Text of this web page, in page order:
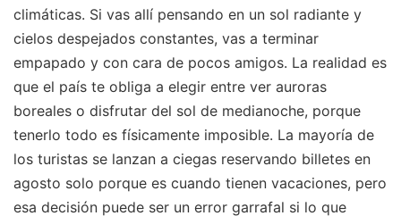
climáticas. Si vas allí pensando en un sol radiante y
cielos despejados constantes, vas a terminar
empapado y con cara de pocos amigos. La realidad es
que el país te obliga a elegir entre ver auroras
boreales o disfrutar del sol de medianoche, porque
tenerlo todo es físicamente imposible. La mayoría de
los turistas se lanzan a ciegas reservando billetes en
agosto solo porque es cuando tienen vacaciones, pero
esa decisión puede ser un error garrafal si lo que